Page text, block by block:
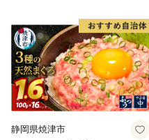
静岡県焼津市